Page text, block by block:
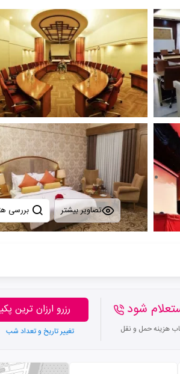
تصاویر بیشتر
شود
هزینه حمل و نقل
رزرو ارزان ترین
تغییر تاریخ و تعداد شب